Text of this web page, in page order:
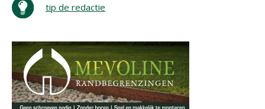
tip de redactie